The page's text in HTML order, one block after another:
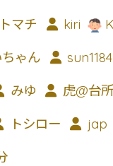
マチ kiri
ゃん sun1184
みゆ 虎@台所
トシロー jap